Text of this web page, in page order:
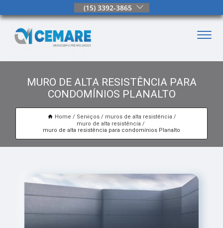
(15) 3392-3865
MURO DE ALTA RESISTÊNCIA PARA
CONDOMÍNIOS PLANALTO
Home Serviços
muros de alta resistência
muro de alta resistência
muro de alta resistência para condomínios Planalto